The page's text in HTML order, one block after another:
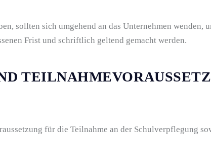
sollten sich umgehend an das Unternehmen wenden,
Frist und schriftlich geltend gemacht werden.
für die Teilnahme an der Schulverpflegung